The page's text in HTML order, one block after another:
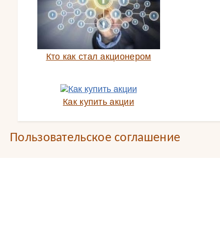
Кто как стал акционером
Как купить акции
Пользовательское соглашение